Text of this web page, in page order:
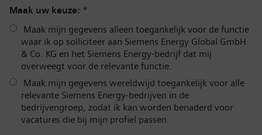
Maak uw keuze: *
Maak mijn gegevens alleen toegankelijk voor de functie
waar ik op solliciteer aan Siemens Energy Global GmbH
& Co. KG en het Siemens Energy-bedrijf dat mij
overweegt voor de relevante functie.
Maak mijn gegevens wereldwijd toegankelijk voor alle
relevante Siemens Energy-bedrijven in de
bedrijvengroep, zodat ik kan worden benaderd voor
vacatures die bij mijn profiel passen.